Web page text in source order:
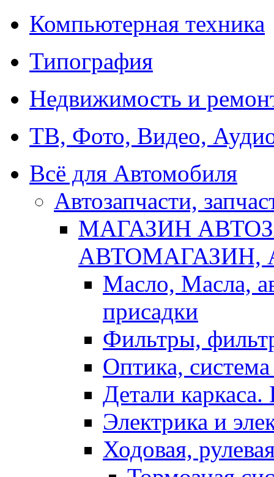
Компьютерная техника
Типография
Недвижимость и
ТВ, Фото, Видео,
Всё для Автомобиля
Автозапчасти,
МАГАЗИН
АВТОМАГАЗИН,
Масло, Масла,
присадки
Фильтры,
Оптика,
Детали каркаса.
Электрика и
Ходовая,